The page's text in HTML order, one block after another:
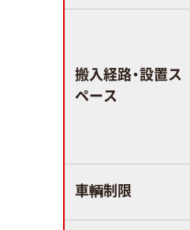
搬入経路・設置ス
ペース
車輌制限